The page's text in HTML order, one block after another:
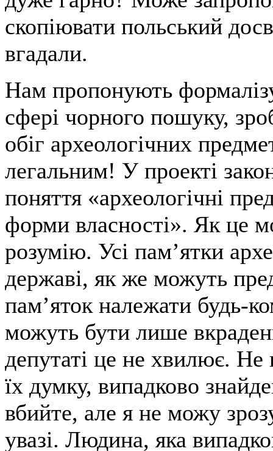
скопіювати польський
вгадали.
Нам пропонують
сфері чорного пошуку,
обіг археологічних
легальним! У проекті
поняття «археологічні
форми власності». Як це
розумію. Усі пам’ятки
державі, як же можуть
пам’яток належати будь-
можуть бути лише
депутаті це не хвилює. Не
їх думку, випадково
вбийте, але я не можу
увазі. Людина, яка